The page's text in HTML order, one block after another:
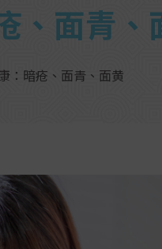
、面青、
：暗疮、面青、面黄